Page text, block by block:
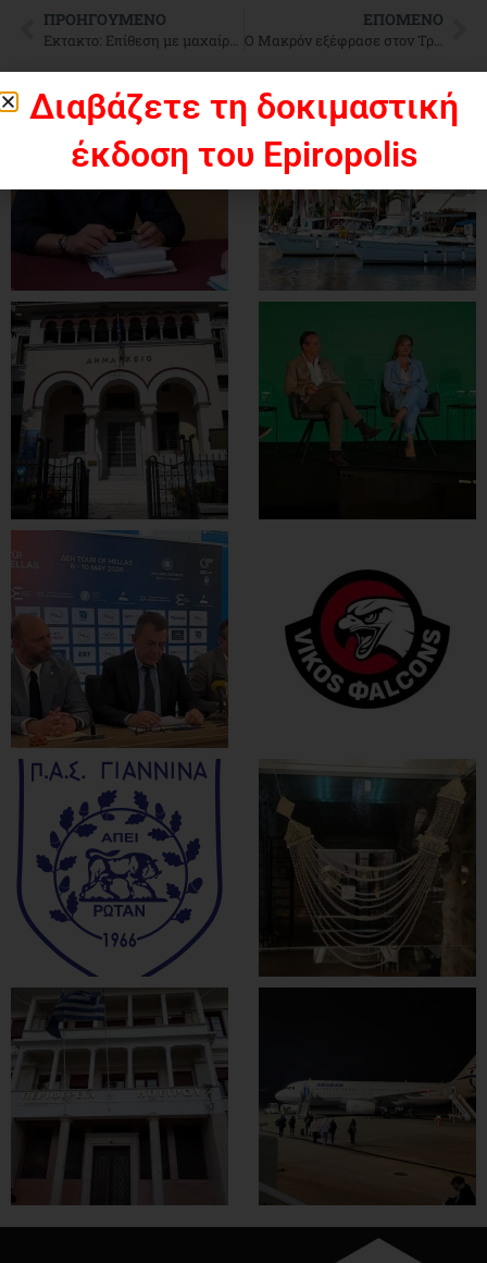
ΠΡΟΗΓΟΎΜΕΝΟ
Εκτακτο: Επίθεση με μαχαίρι στο Παρίσι με 7 τραυματίες και 2 νεκρούς ΒΙΝΤΕΟ LIVE
ΕΠΌΜΕΝΟ
Ο Μακρόν εξέφρασε στον Τραμπ την ανησυχία του για τη σταθερότητα στην Μ.Ανατολή
Διαβάζετε τη δοκιμαστική
έκδοση του Epiropolis